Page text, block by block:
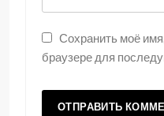
Сохранить моё
браузере для